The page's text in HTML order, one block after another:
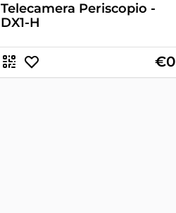
Telecamera Periscopio -
DX1-H
€0